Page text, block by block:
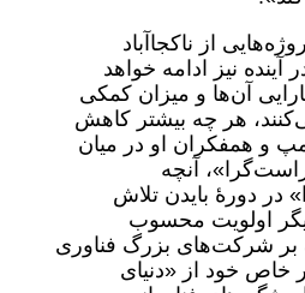
از ناکجاآباد
آینده نیز ادامه خواهد
آن‌ها و میزان کمکی
هر چه بیشتر کاهش
و همفکران او در میان
آنچه
در دورۀ بایدن تلاش
اولویت محسوب
بر شرکت‌های بزرگ فناوری
خاص خود از «دنیای